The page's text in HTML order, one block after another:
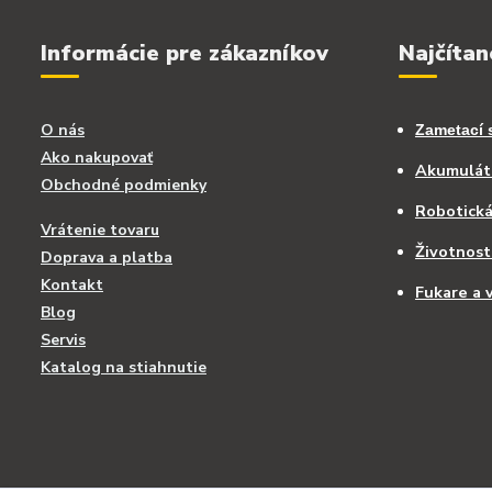
Informácie pre zákazníkov
O nás
Ako nakupovať
Obchodné podmienky
Vrátenie tovaru
Doprava a platba
Kontakt
Blog
Servis
Katalog na stiahnutie
Zametací
Fukare a